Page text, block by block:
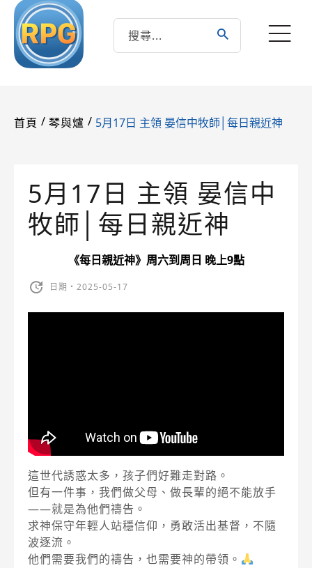
首頁 / 琴與爐 / 5月17日 主領 晏信中牧師│每日親近神
5月17日 主領 晏信中
牧師│每日親近神
《每日親近神》周六到周日 晚上9點
日期・2025-05-17
這世代誘惑太多，孩子們好難走對路。
但有一件事，我們做父母、做長輩的絕不能放手
——就是為他們禱告。
求神保守年輕人站穩信仰，勇敢活出基督，不隨
波逐流。
他們需要我們的禱告，也需要神的帶領。